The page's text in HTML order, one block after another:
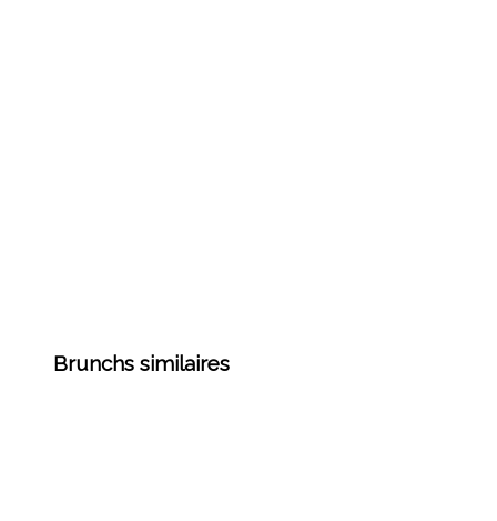
Brunchs similaires